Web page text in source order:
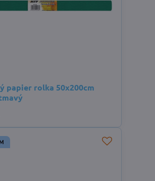
papier rolka 50x200cm